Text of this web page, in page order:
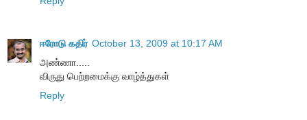
ஈரோடு கதிர் October 13, 2009 at 10:17 AM
அண்ணா.....
விருது பெற்றமைக்கு வாழ்த்துகள்
Reply